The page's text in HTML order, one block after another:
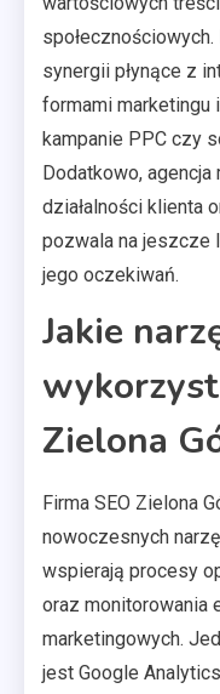
synergii płynące z
formami marketingu
kampanie PPC czy
Dodatkowo,
działalności klienta
pozwala na jeszcze
jego oczekiwań.
Jakie
Zielona
Firma SEO Zielona
nowoczesnych
wspierają procesy
oraz monitorowania
marketingowych.
jest Google